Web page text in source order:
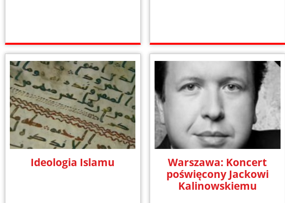
Ideologia Islamu
Warszawa: Koncert
poświęcony Jackowi
Kalinowskiemu